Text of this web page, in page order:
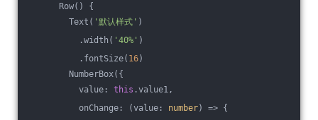
Row() {
Text( '默认样式' )
.width( '40%' )
.fontSize( 16)
NumberBox({
value: this .value1,
onChange:
(value: number) => {